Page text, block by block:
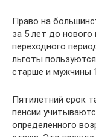
Право на
за 5 лет до нового
переходного
льготы
старше и мужчины
Пятилетний срок
пенсии
определенного